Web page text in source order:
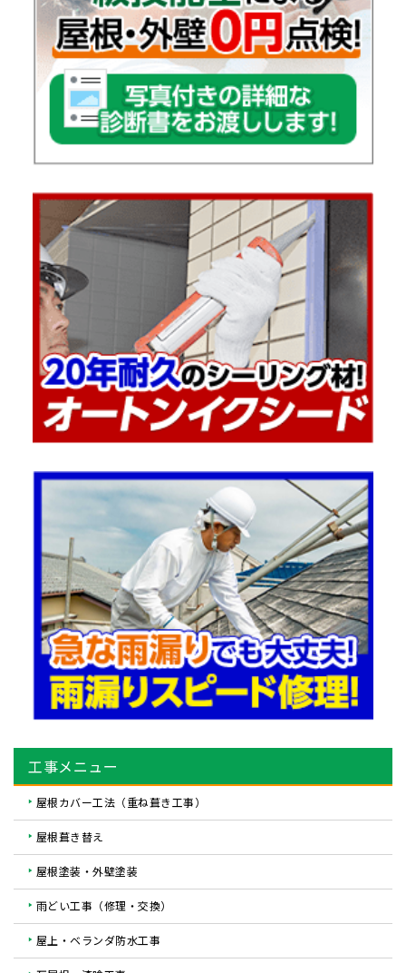
工事メニュー
屋根カバー工法（重ね葺き工事）
屋根葺き替え
屋根塗装・外壁塗装
雨どい工事（修理・交換）
屋上・ベランダ防水工事